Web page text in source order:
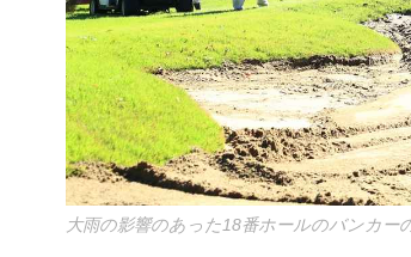
大雨の影響のあった18番ホールのバンカー